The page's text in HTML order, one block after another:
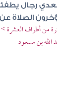
رجال
الصلاة
من أطراف
الله بن مسعود